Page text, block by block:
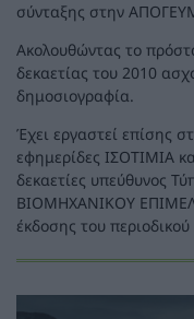
σύνταξης στην
Ακολουθώντας το
δεκαετίας του 2010
δημοσιογραφία.
Έχει εργαστεί επίσης
εφημερίδες ΙΣΟΤΙΜΙΑ
δεκαετίες υπεύθυνος
ΒΙΟΜΗΧΑΝΙΚΟΥ
έκδοσης του